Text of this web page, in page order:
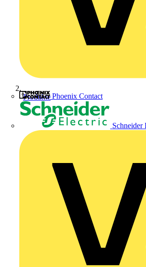
Phoenix Contact
Schneider
Produkte